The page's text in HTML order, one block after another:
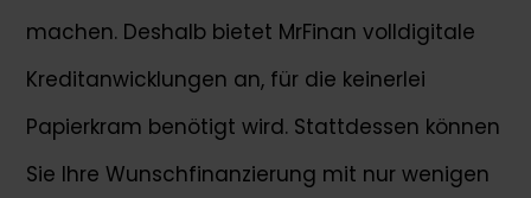
machen. Deshalb bietet MrFinan volldigitale
Kreditanwicklungen an, für die keinerlei
Papierkram benötigt wird. Stattdessen können
Sie Ihre Wunschfinanzierung mit nur wenigen